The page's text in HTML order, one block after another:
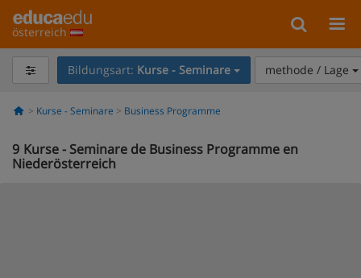
österreich
Bildungsart: Kurse - Seminare methode / Lage
Kurse - Seminare Business Programme
9 Kurse - Seminare de Business Programme en
Niederösterreich